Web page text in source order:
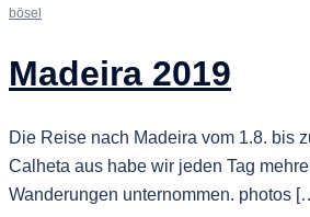
bösel
Madeira 2019
Die Reise nach Madeira vom 1.8. bis
Calheta aus habe wir jeden Tag
Wanderungen unternommen. photos